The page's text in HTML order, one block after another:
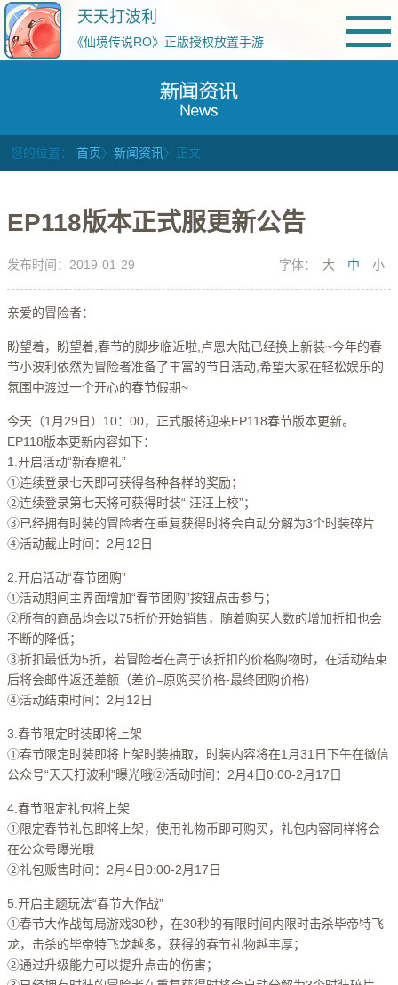
天天打波利
《仙境传说RO》正版授权放置手游
您的位置： 首页〉 新闻资讯 〉正文
EP118版本正式服更新公告
发布时间：2019-01-29 字体： 大 中 小
亲爱的冒险者：
盼望着，盼望着,春节的脚步临近啦,卢恩大陆已经换上新装~今年的春
节小波利依然为冒险者准备了丰富的节日活动,希望大家在轻松娱乐的
氛围中渡过一个开心的春节假期~
今天（1月29日）10：00，正式服将迎来EP118春节版本更新。
EP118版本更新内容如下：
1.开启活动“新春赠礼”
①连续登录七天即可获得各种各样的奖励；
②连续登录第七天将可获得时装“ 汪汪上校”；
③已经拥有时装的冒险者在重复获得时将会自动分解为3个时装碎片
④活动截止时间：2月12日
2.开启活动“春节团购”
①活动期间主界面增加“春节团购”按钮点击参与；
②所有的商品均会以75折价开始销售，随着购买人数的增加折扣也会
不断的降低；
③折扣最低为5折，若冒险者在高于该折扣的价格购物时，在活动结束
后将会邮件返还差额（差价=原购买价格-最终团购价格）
④活动结束时间：2月12日
3.春节限定时装即将上架
①春节限定时装即将上架时装抽取，时装内容将在1月31日下午在微信
公众号“天天打波利”曝光哦②活动时间：2月4日0:00-2月17日
4.春节限定礼包将上架
①限定春节礼包即将上架，使用礼物币即可购买，礼包内容同样将会
在公众号曝光哦
②礼包贩售时间：2月4日0:00-2月17日
5.开启主题玩法“春节大作战”
①春节大作战每局游戏30秒，在30秒的有限时间内限时击杀毕帝特飞
龙，击杀的毕帝特飞龙越多，获得的春节礼物越丰厚；
②通过升级能力可以提升点击的伤害；